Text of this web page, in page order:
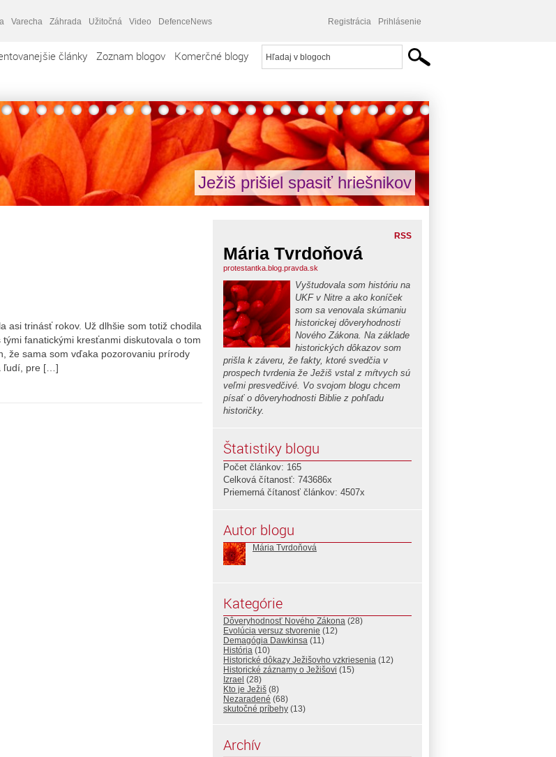
Varecha Záhrada Užitočná Video DefenceNews Registrácia Prihlásenie
články Zoznam blogov Komerčné blogy
Ježiš prišiel spasiť hriešnikov
asi trinásť rokov. Už dlhšie som totiž chodila
fanatickými kresťanmi diskutovala o tom
že sama som vďaka pozorovaniu prírody
ľudí, pre […]
RSS
Mária Tvrdoňová
protestantka.blog.pravda.sk
Vyštudovala som históriu na
UKF v Nitre a ako koníček
som sa venovala skúmaniu
historickej dôveryhodnosti
Nového Zákona. Na základe
historických dôkazov som
prišla k záveru, že fakty, ktoré svedčia v
prospech tvrdenia že Ježiš vstal z mŕtvych sú
veľmi presvedčivé. Vo svojom blogu chcem
písať o dôveryhodnosti Biblie z pohľadu
historičky.
Štatistiky blogu
Počet článkov: 165
Celková čítanosť: 743686x
Priemerná čítanosť článkov: 4507x
Autor blogu
Mária Tvrdoňová
Kategórie
Dôveryhodnosť Nového Zákona (28)
Evolúcia versuz stvorenie (12)
Demagógia Dawkinsa (11)
História (10)
Historické dôkazy Ježišovho vzkriesenia (12)
Historické záznamy o Ježišovi (15)
Izrael (28)
Kto je Ježiš (8)
Nezaradené (68)
skutočné príbehy (13)
Archív